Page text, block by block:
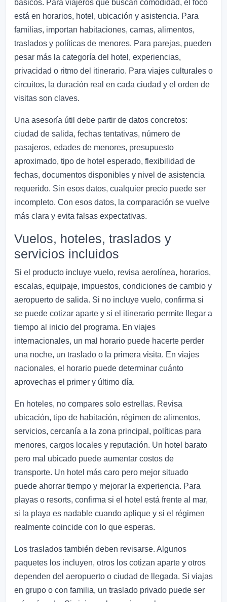
básicos. Para viajeros que buscan comodidad, el foco
está en horarios, hotel, ubicación y asistencia. Para
familias, importan habitaciones, camas, alimentos,
traslados y políticas de menores. Para parejas, pueden
pesar más la categoría del hotel, experiencias,
privacidad o ritmo del itinerario. Para viajes culturales o
circuitos, la duración real en cada ciudad y el orden de
visitas son claves.
Una asesoría útil debe partir de datos concretos:
ciudad de salida, fechas tentativas, número de
pasajeros, edades de menores, presupuesto
aproximado, tipo de hotel esperado, flexibilidad de
fechas, documentos disponibles y nivel de asistencia
requerido. Sin esos datos, cualquier precio puede ser
incompleto. Con esos datos, la comparación se vuelve
más clara y evita falsas expectativas.
Vuelos, hoteles, traslados y
servicios incluidos
Si el producto incluye vuelo, revisa aerolínea, horarios,
escalas, equipaje, impuestos, condiciones de cambio y
aeropuerto de salida. Si no incluye vuelo, confirma si
se puede cotizar aparte y si el itinerario permite llegar a
tiempo al inicio del programa. En viajes
internacionales, un mal horario puede hacerte perder
una noche, un traslado o la primera visita. En viajes
nacionales, el horario puede determinar cuánto
aprovechas el primer y último día.
En hoteles, no compares solo estrellas. Revisa
ubicación, tipo de habitación, régimen de alimentos,
servicios, cercanía a la zona principal, políticas para
menores, cargos locales y reputación. Un hotel barato
pero mal ubicado puede aumentar costos de
transporte. Un hotel más caro pero mejor situado
puede ahorrar tiempo y mejorar la experiencia. Para
playas o resorts, confirma si el hotel está frente al mar,
si la playa es nadable cuando aplique y si el régimen
realmente coincide con lo que esperas.
Los traslados también deben revisarse. Algunos
paquetes los incluyen, otros los cotizan aparte y otros
dependen del aeropuerto o ciudad de llegada. Si viajas
en grupo o con familia, un traslado privado puede ser